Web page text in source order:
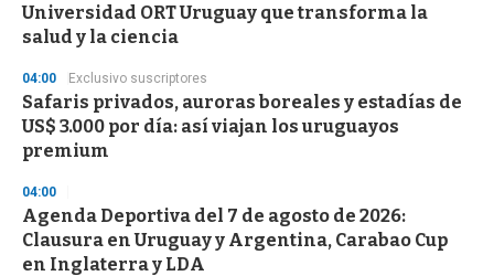
Universidad ORT Uruguay que transforma la
salud y la ciencia
04:00 Exclusivo suscriptores
Safaris privados, auroras boreales y estadías de
US$ 3.000 por día: así viajan los uruguayos
premium
04:00
Agenda Deportiva del 7 de agosto de 2026:
Clausura en Uruguay y Argentina, Carabao Cup
en Inglaterra y LDA